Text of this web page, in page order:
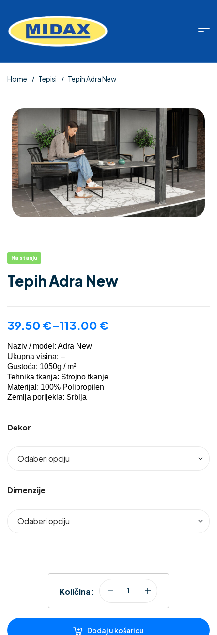
Home Tepisi Tepih Adra New
Na stanju
Tepih Adra New
39.50 €–113.00 €
Naziv / model: Adra New
Ukupna visina: –
Gustoća: 1050g / m²
Tehnika tkanja: Strojno tkanje
Materijal: 100% Polipropilen
Zemlja porijekla: Srbija
Dekor
Dimenzije
Količina:
Dodaj u košaricu